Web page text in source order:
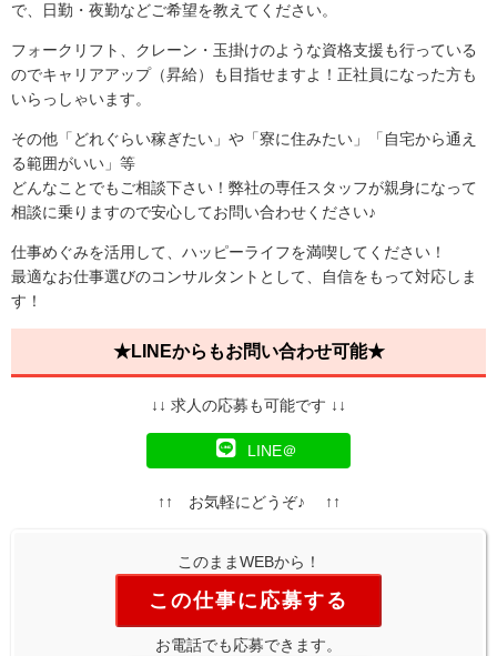
で、日勤・夜勤などご希望を教えてください。
フォークリフト、クレーン・玉掛けのような資格支援も行っている
のでキャリアアップ（昇給）も目指せますよ！正社員になった方も
いらっしゃいます。
その他「どれぐらい稼ぎたい」や「寮に住みたい」「自宅から通え
る範囲がいい」等
どんなことでもご相談下さい！弊社の専任スタッフが親身になって
相談に乗りますので安心してお問い合わせください♪
仕事めぐみを活用して、ハッピーライフを満喫してください！
最適なお仕事選びのコンサルタントとして、自信をもって対応しま
す！
★LINEからもお問い合わせ可能★
↓↓ 求人の応募も可能です ↓↓
LINE＠
↑↑ お気軽にどうぞ♪ ↑↑
このままWEBから！
この仕事に応募する
お電話でも応募できます。